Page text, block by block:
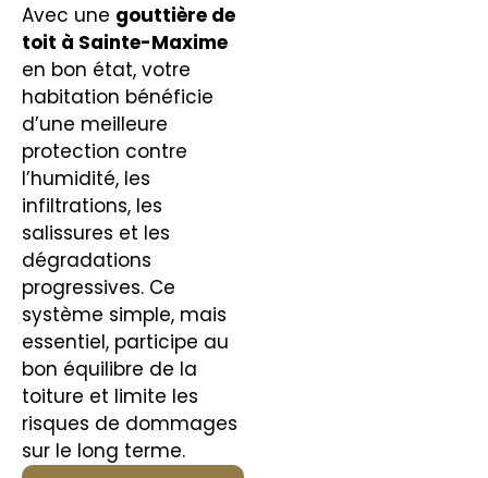
Avec une gouttière de
toit à Sainte-Maxime
en bon état, votre
habitation bénéficie
d’une meilleure
protection contre
l’humidité, les
infiltrations, les
salissures et les
dégradations
progressives. Ce
système simple, mais
essentiel, participe au
bon équilibre de la
toiture et limite les
risques de dommages
sur le long terme.